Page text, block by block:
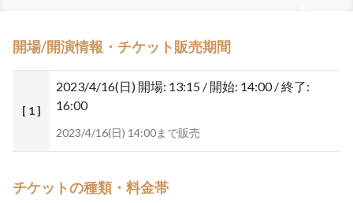
開場/開演情報・チケット販売期間
[ 1 ]
2023/4/16(日) 開場: 13:15 / 開始: 14:00 / 終了:
16:00
2023/4/16(日) 14:00まで販売
チケットの種類・料金帯